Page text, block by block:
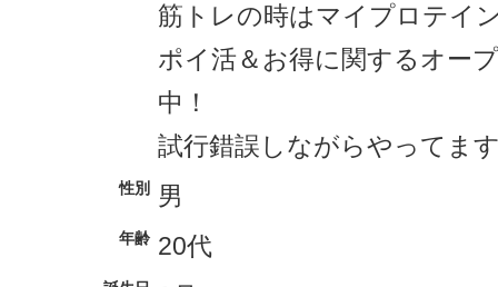
筋トレの時はマイプロテイ
ポイ活＆お得に関するオー
中！
試行錯誤しながらやってま
性別 男
年齢 20代